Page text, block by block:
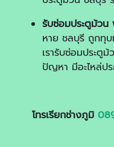
รับซ่อมประตูม้วน
หาย ชลบุรี ถูกทุบ
เรารับซ่อมประตู
ปัญหา มีอะไหล่ป
โทรเรียกช่างภูมิ